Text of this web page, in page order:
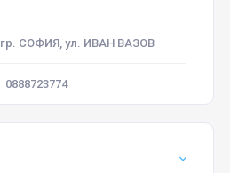
гр. СОФИЯ, ул. ИВАН ВАЗОВ
0888723774